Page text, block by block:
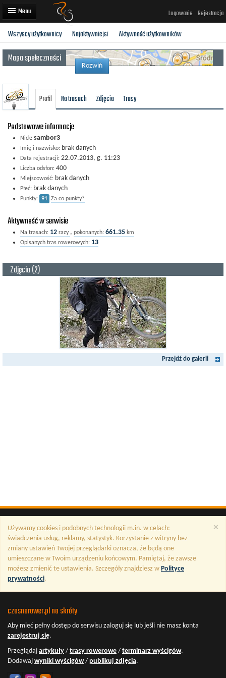
Logowanie Rejestracja
Artykuły
Trasy rowerowe
Wyścigi rowerowe
Użytkownicy
Dodaj
Wszyscy użytkownicy Najaktywniejsi Aktywność użytkowników
Mapa społeczności
Rozwiń
Profil Na trasach Zdjęcia Trasy
Podstawowe informacje
Nick: sambor3
Imię i nazwisko: brak danych
Data rejestracji: 22.07.2013, g. 11:23
Liczba odsłon: 400
Miejscowość: brak danych
Płeć: brak danych
Punkty: 91 Za co punkty?
Aktywność w serwisie
Na trasach: 12 razy , pokonanych: 661.35 km
Opisanych tras rowerowych: 13
Zdjęcia (2)
Przejdź do galerii
×
Używamy cookies i podobnych technologii m.in. w celach:
świadczenia usług, reklamy, statystyk. Korzystanie z witryny bez
zmiany ustawień Twojej przeglądarki oznacza, że będą one
umieszczane w Twoim urządzeniu końcowym. Pamiętaj, że zawsze
możesz zmienić te ustawienia. Szczegóły znajdziesz w Polityce
prywatności.
czasnarower.pl na skróty
Aby mieć pełny dostęp do serwisu zaloguj się lub jeśli nie masz konta
zarejestruj się.
Przeglądaj artykuły / trasy rowerowe / terminarz wyścigów.
Dodawaj wyniki wyścigów/ publikuj zdjęcia.